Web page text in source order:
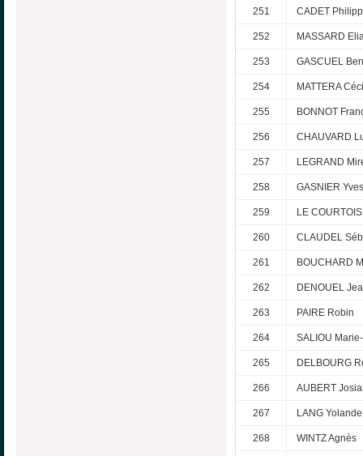
251 CADET
252 MASSARD
253 GASCUEL
254 MATTERA
255 BONNOT
256 CHAUVARD
257 LEGRAND
258 GASNIER Yves
259 LE
260 CLAUDEL
261 BOUCHARD
262 DENOUEL
263 PAIRE Robin
264 SALIOU
265 DELBOURG
266 AUBERT
267 LANG Yolande
268 WINTZ Agnès